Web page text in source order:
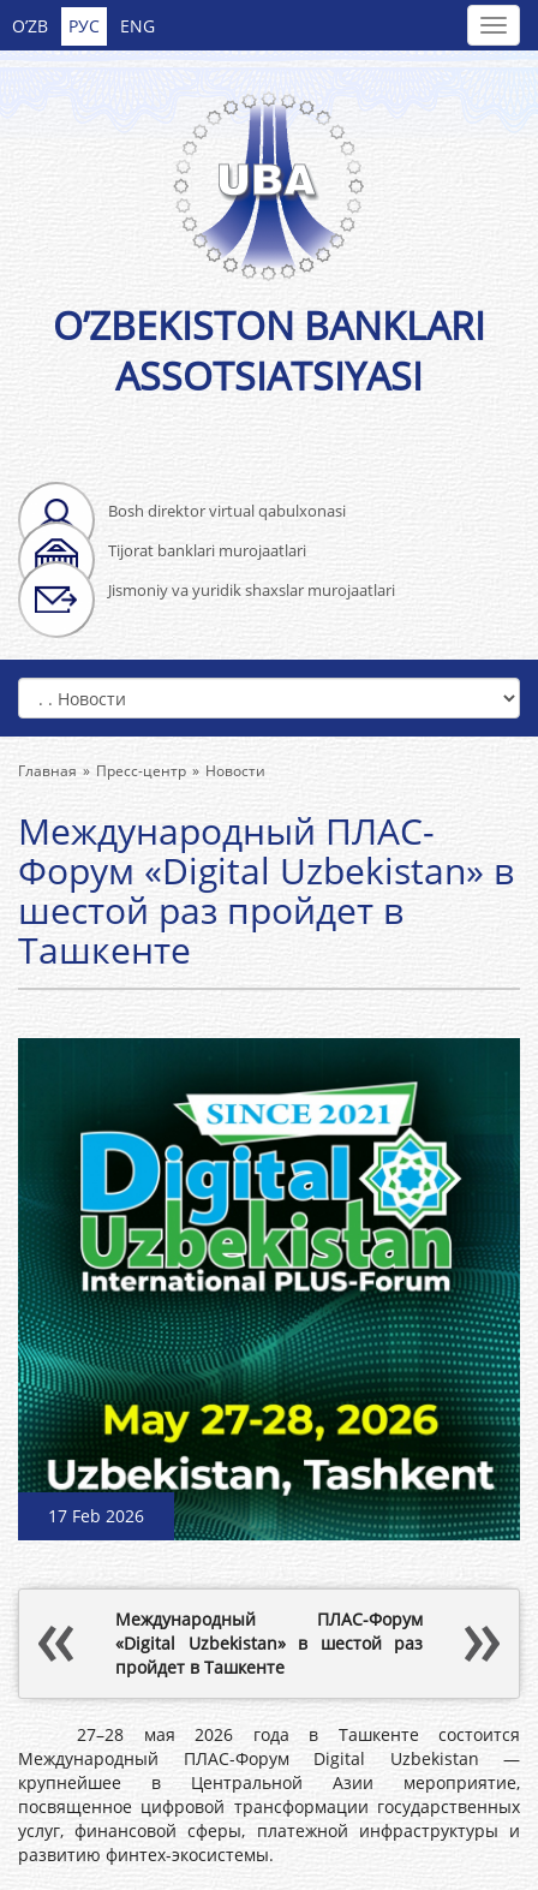
O’ZB РУС ENG
Bosh direktor virtual qabulxonasi
Tijorat banklari murojaatlari
Jismoniy va yuridik shaxslar murojaatlari
O’ZBEKISTON BANKLARI
ASSOTSIATSIYASI
Главная Пресс-центр Новости
Международный ПЛАС-
Форум «Digital Uzbekistan» в
шестой раз пройдет в
Ташкенте
17 Feb 2026
Международный ПЛАС-Форум
«Digital Uzbekistan» в шестой раз
пройдет в Ташкенте
27–28 мая 2026 года в Ташкенте состоится
Международный ПЛАС-Форум Digital Uzbekistan —
крупнейшее в Центральной Азии мероприятие,
посвященное цифровой трансформации государственных
услуг, финансовой сферы, платежной инфраструктуры и
развитию финтех-экосистемы.